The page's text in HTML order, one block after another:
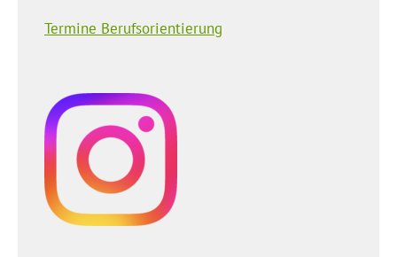
Termine Berufsorientierung